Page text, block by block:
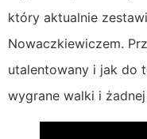
który aktualnie
Nowaczkiewiczem.
utalentowany i jak do
wygrane walki i